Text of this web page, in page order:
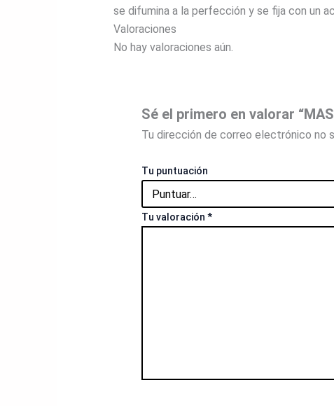
se difumina a la perfección y se fija con un
Valoraciones
No hay valoraciones aún.
Sé el primero en valorar
Tu dirección de correo electrónico no
Tu puntuación
Tu valoración *